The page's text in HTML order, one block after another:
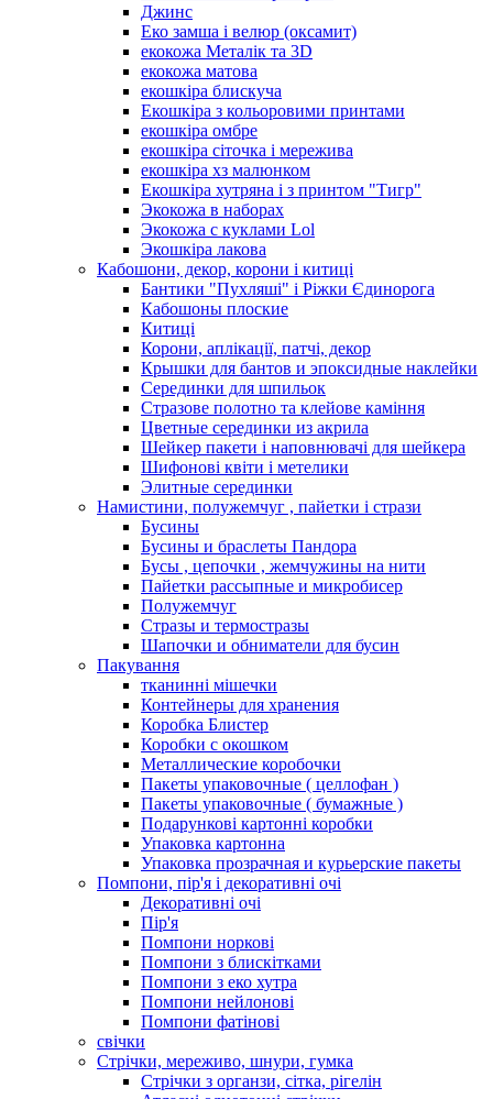
Джинс
Еко замша і велюр (оксамит)
екокожа Металік та 3D
екокожа матова
екошкіра блискуча
Екошкіра з кольоровими принтами
екошкіра омбре
екошкіра сіточка і мережива
екошкіра хз малюнком
Екошкіра хутряна і з принтом "Тигр"
Экокожа в наборах
Экокожа с куклами Lol
Экошкiра лакова
Кабошони, декор, корони і китиці
Бантики "Пухляші" і Ріжки Єдинорога
Кабошоны плоские
Китиці
Корони, аплікації, патчі, декор
Крышки для бантов и эпоксидные наклейки
Серединки для шпильок
Стразове полотно та клейове каміння
Цветные серединки из акрила
Шейкер пакети і наповнювачі для шейкера
Шифонові квіти і метелики
Элитные серединки
Намистини, полужемчуг , пайетки і стрази
Бусины
Бусины и браслеты Пандора
Бусы , цепочки , жемчужины на нити
Пайетки рассыпные и микробисер
Полужемчуг
Стразы и термостразы
Шапочки и обниматели для бусин
Пакування
тканинні мішечки
Контейнеры для хранения
Коробка Блистер
Коробки с окошком
Металлические коробочки
Пакеты упаковочные ( целлофан )
Пакеты упаковочные ( бумажные )
Подарункові картонні коробки
Упаковка картонна
Упаковка прозрачная и курьерские пакеты
Помпони, пір'я і декоративні очі
Декоративні очі
Пір'я
Помпони норкові
Помпони з блискітками
Помпони з еко хутра
Помпони нейлонові
Помпони фатінові
свічки
Стрічки, мереживо, шнури, гумка
Стрічки з органзи, сітка, рігелін